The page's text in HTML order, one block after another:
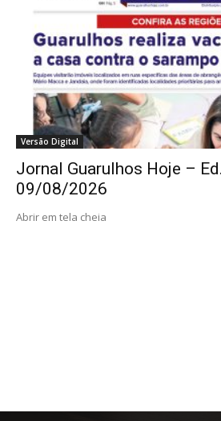
Versão Digital
Jornal Guarulhos Hoje –
09/08/2026
Abrir em tela cheia